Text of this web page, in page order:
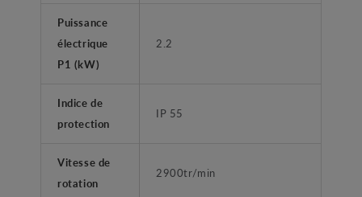
Puissance
électrique
P1 (kW)
2.2
Indice de
protection
IP 55
Vitesse de
rotation
2900tr/min